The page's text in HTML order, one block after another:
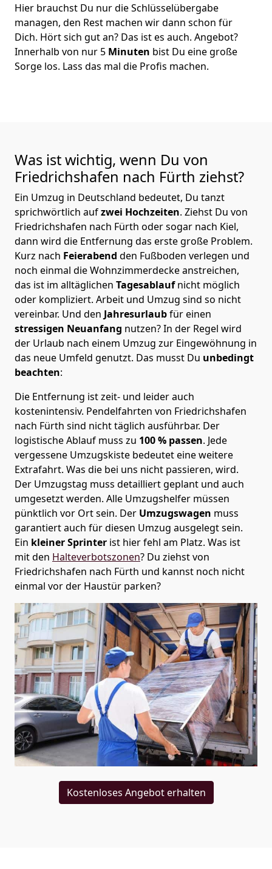
Hier brauchst Du nur die Schlüsselübergabe
managen, den Rest machen wir dann schon für
Dich. Hört sich gut an? Das ist es auch. Angebot?
Innerhalb von nur 5 Minuten bist Du eine große
Sorge los. Lass das mal die Profis machen.
Was ist wichtig, wenn Du von
Friedrichshafen nach Fürth ziehst?
Ein Umzug in Deutschland bedeutet, Du tanzt
sprichwörtlich aufzwei Hochzeiten. Ziehst Du von
Friedrichshafen nach Fürth oder sogar nach Kiel,
dann wird die Entfernung das erste große Problem.
Kurz nach Feierabend den Fußboden verlegen und
noch einmal die Wohnzimmerdecke anstreichen,
das ist im alltäglichen Tagesablaufnicht möglich
oder kompliziert. Arbeit und Umzug sind so nicht
vereinbar. Und den Jahresurlaubfür einen
stressigen Neuanfang nutzen? In der Regel wird
der Urlaub nach einem Umzug zur Eingewöhnung in
das neue Umfeld genutzt. Das musst Du unbedingt
beachten:
Die Entfernung ist zeit- und leider auch
kostenintensiv. Pendelfahrten von Friedrichshafen
nach Fürth sind nicht täglich ausführbar. Der
logistische Ablauf muss zu 100 % passen. Jede
vergessene Umzugskiste bedeutet eine weitere
Extrafahrt. Was die bei uns nicht passieren, wird.
Der Umzugstag muss detailliert geplant und auch
umgesetzt werden. Alle Umzugshelfer müssen
pünktlich vor Ort sein. Der Umzugswagen muss
garantiert auch für diesen Umzug ausgelegt sein.
Ein kleiner Sprinter ist hier fehl am Platz. Was ist
mit den Halteverbotszonen? Du ziehst von
Friedrichshafen nach Fürth und kannst noch nicht
einmal vor der Haustür parken?
Kostenloses Angebot erhalten